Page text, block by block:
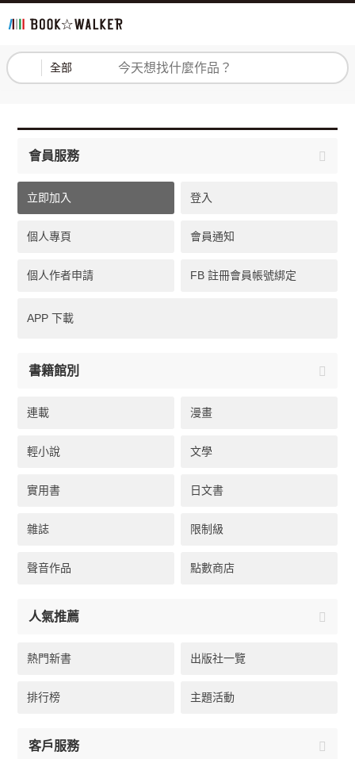
全部 登入 註冊
會員服務
立即加入 登入
個人專頁 會員通知
個人作者申請 FB 註冊會員帳號綁定
APP 下載
書籍館別
連載 漫畫
輕小說 文學
實用書 日文書
雜誌 限制級
聲音作品 點數商店
人氣推薦
熱門新書 出版社一覽
排行榜 主題活動
客戶服務